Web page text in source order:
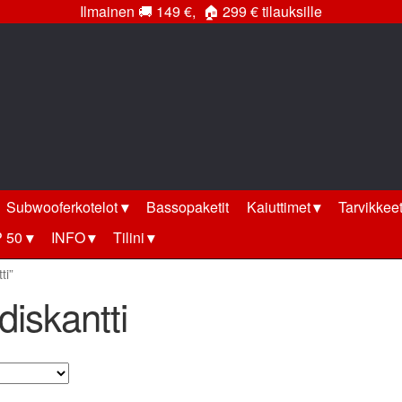
Ilmainen 🚚 149 €, 🏠 299 € tilauksille
Subwooferkotelot Bassopaketit Kaiuttimet
Tarvikkeet
50 INFO Tilini